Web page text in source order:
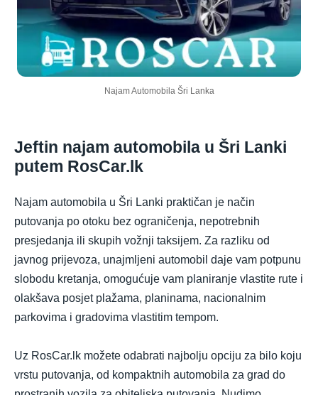
Najam Automobila Šri Lanka
Jeftin najam automobila u Šri Lanki
putem RosCar.lk
Najam automobila u Šri Lanki praktičan je način
putovanja po otoku bez ograničenja, nepotrebnih
presjedanja ili skupih vožnji taksijem. Za razliku od
javnog prijevoza, unajmljeni automobil daje vam potpunu
slobodu kretanja, omogućuje vam planiranje vlastite rute i
olakšava posjet plažama, planinama, nacionalnim
parkovima i gradovima vlastitim tempom.
Uz RosCar.lk možete odabrati najbolju opciju za bilo koju
vrstu putovanja, od kompaktnih automobila za grad do